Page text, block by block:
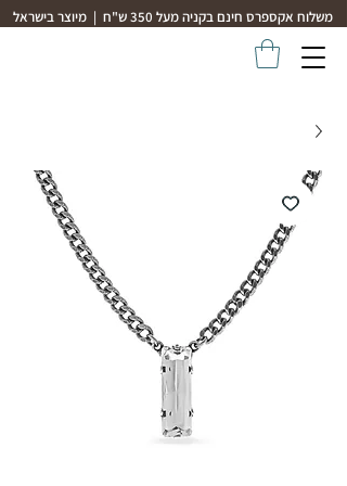
משלוח אקספרס חינם בקניה מעל 350 ש"ח | מיוצר בישראל